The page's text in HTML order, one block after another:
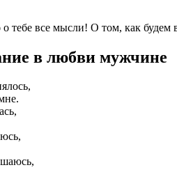
о тебе все мысли! О том, как
в любви мужчине